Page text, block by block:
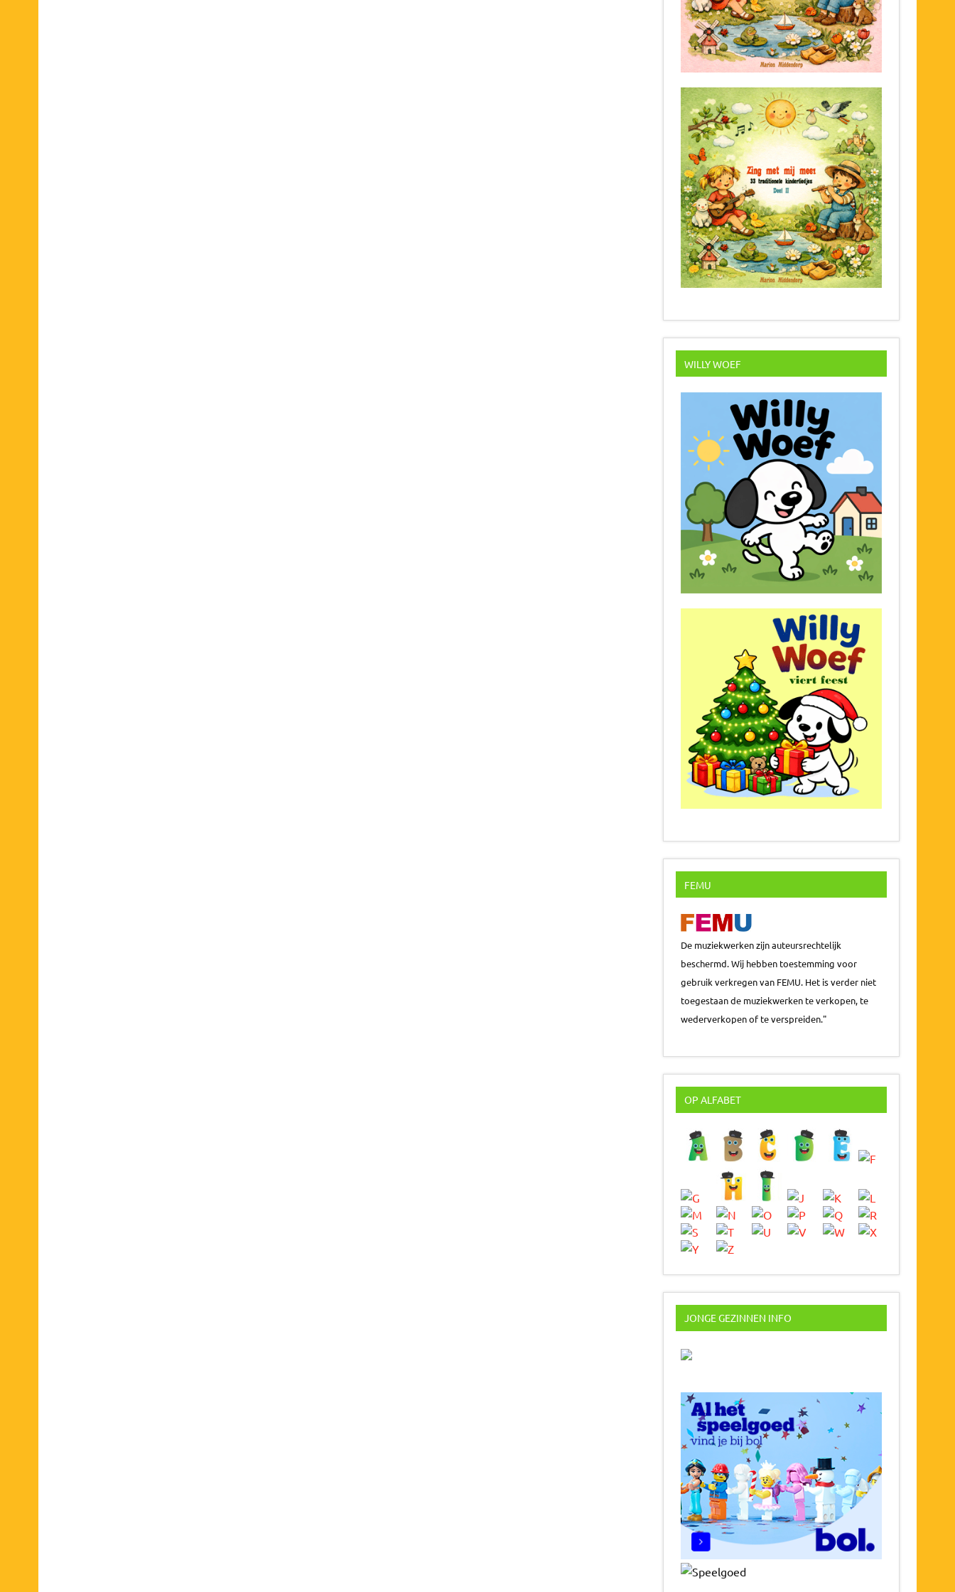
WILLY WOEF
FEMU
De muziekwerken zijn auteursrechtelijk
beschermd. Wij hebben toestemming voor
gebruik verkregen van FEMU. Het is verder niet
toegestaan de muziekwerken te verkopen, te
wederverkopen of te verspreiden."
OP ALFABET
JONGE GEZINNEN INFO